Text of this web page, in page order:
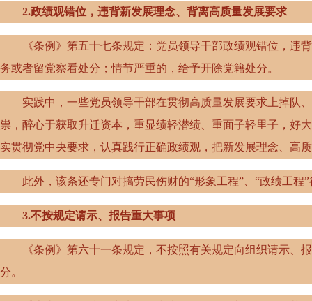
2.政绩观错位，违背新发展理念、背离高质量发展要求
《条例》第五十七条规定：党员领导干部政绩观错位，违背
务或者留党察看处分；情节严重的，给予开除党籍处分。
实践中，一些党员领导干部在贯彻高质量发展要求上掉队、
祟，醉心于获取升迁资本，重显绩轻潜绩、重面子轻里子，好
实贯彻党中央要求，认真践行正确政绩观，把新发展理念、高
此外，该条还专门对搞劳民伤财的“形象工程”、“政绩工程
3.不按规定请示、报告重大事项
《条例》第六十一条规定，不按照有关规定向组织请示、报
分。